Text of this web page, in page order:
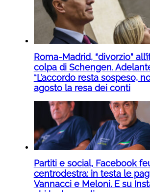
Roma-Madrid, “divorzio”
colpa di Schengen.
“L’accordo resta sospeso,
agosto la resa dei conti
Partiti e social, Facebook
centrodestra: in testa le
Vannacci e Meloni. E su